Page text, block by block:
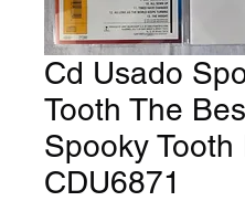
Cd Usado
Tooth The
Spooky Tooth
CDU6871